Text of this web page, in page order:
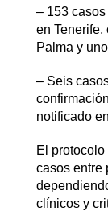
– 153
en Tenerife,
Palma y
– Seis
notificado
El
casos entre
clínicos y